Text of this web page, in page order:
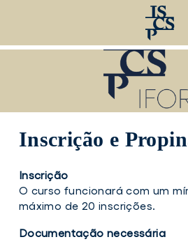
conteúdo
Inscrição e
Inscrição
O curso funcionará com um
máximo de 20 inscrições.
Documentação necessária